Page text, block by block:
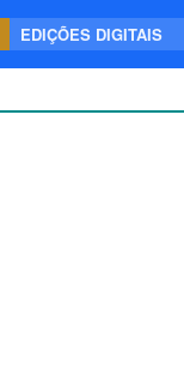
EDIÇÕES DIGITAIS